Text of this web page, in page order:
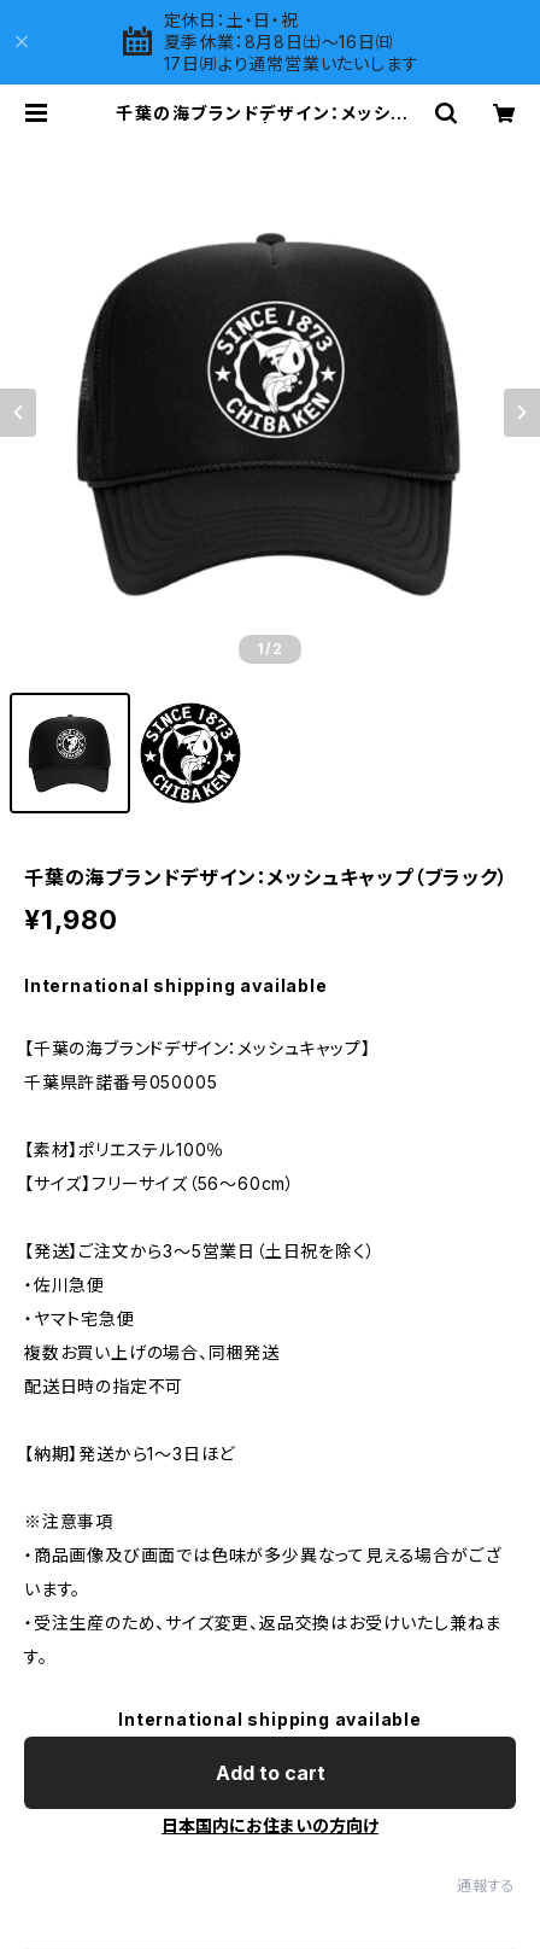
定休日：土・日・祝
夏季休業：8月8日㈯～16日㈰
17日㈪より通常営業いたいします
千葉の海ブランドデザイン：メッシュキ
1 /2
千葉の海ブランドデザイン：メッシュキャップ（ブラック）
¥1,980
International shipping available
【千葉の海ブランドデザイン：メッシュキャップ】
千葉県許諾番号050005
【素材】ポリエステル100％
【サイズ】フリーサイズ（56〜60cm）
【発送】ご注文から3〜5営業日（土日祝を除く）
・佐川急便
・ヤマト宅急便
複数お買い上げの場合、同梱発送
配送日時の指定不可
【納期】発送から1〜3日ほど
※注意事項
・商品画像及び画面では色味が多少異なって見える場合がござ
います。
・受注生産のため、サイズ変更、返品交換はお受けいたし兼ねま
す。
International shipping available
Add to cart
日本国内にお住まいの方向け
通報する